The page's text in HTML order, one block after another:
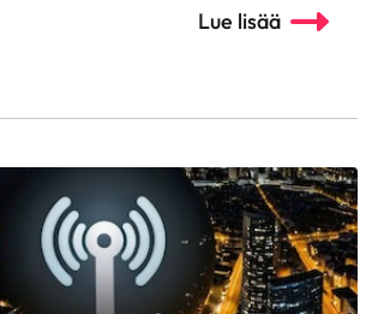
Lue lisää